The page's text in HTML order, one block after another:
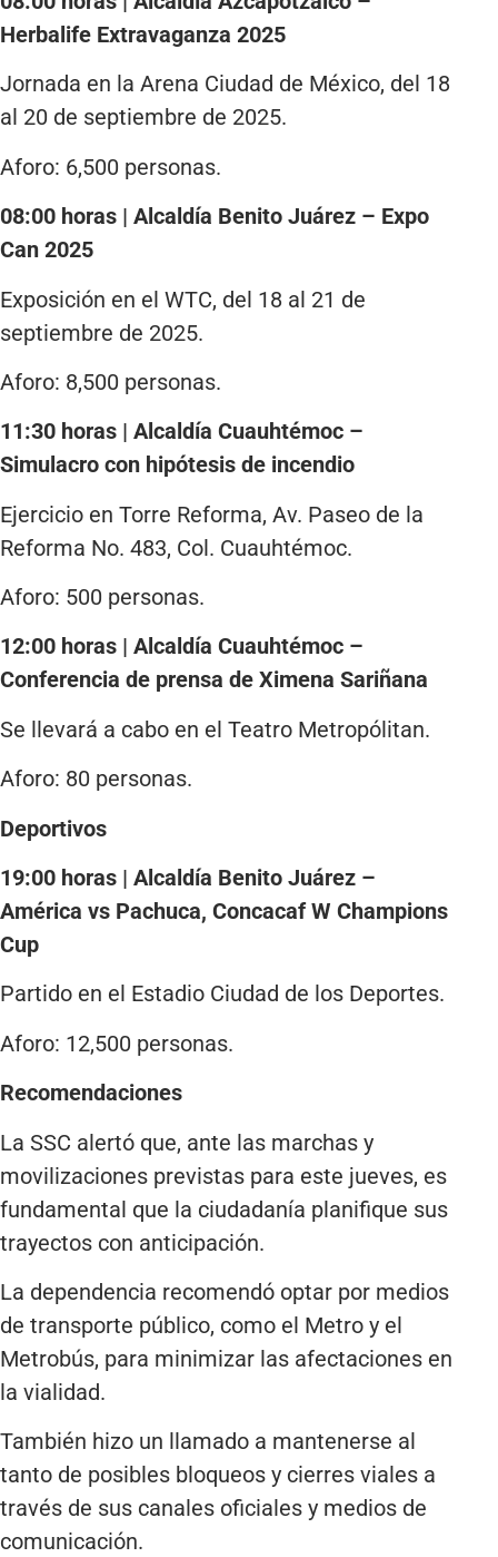
Herbalife Extravaganza 2025
Jornada en la Arena Ciudad de México, del 18
al 20 de septiembre de 2025.
Aforo: 6,500 personas.
08:00 horas | Alcaldía Benito Juárez – Expo
Can 2025
Exposición en el WTC, del 18 al 21 de
septiembre de 2025.
Aforo: 8,500 personas.
11:30 horas | Alcaldía Cuauhtémoc –
Simulacro con hipótesis de incendio
Ejercicio en Torre Reforma, Av. Paseo de la
Reforma No. 483, Col. Cuauhtémoc.
Aforo: 500 personas.
12:00 horas | Alcaldía Cuauhtémoc –
Conferencia de prensa de Ximena Sariñana
Se llevará a cabo en el Teatro Metropólitan.
Aforo: 80 personas.
Deportivos
19:00 horas | Alcaldía Benito Juárez –
América vs Pachuca, Concacaf W Champions
Cup
Partido en el Estadio Ciudad de los Deportes.
Aforo: 12,500 personas.
Recomendaciones
La SSC alertó que, ante las marchas y
movilizaciones previstas para este jueves, es
fundamental que la ciudadanía planifique sus
trayectos con anticipación.
La dependencia recomendó optar por medios
de transporte público, como el Metro y el
Metrobús, para minimizar las afectaciones en
la vialidad.
También hizo un llamado a mantenerse al
tanto de posibles bloqueos y cierres viales a
través de sus canales oficiales y medios de
comunicación.